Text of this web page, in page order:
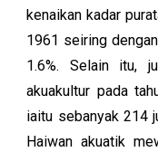
kenaikan kadar
1961 seiring
1.6%. Selain itu,
akuakultur pada
iaitu sebanyak 214
Haiwan akuatik